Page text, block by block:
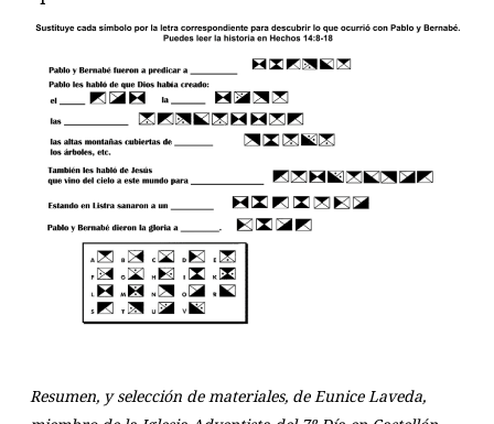
Resumen, y selección de materiales, de Eunice Laveda,